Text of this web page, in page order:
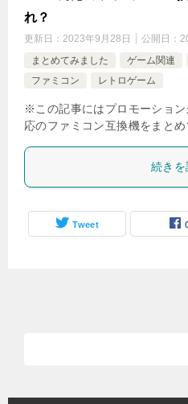
れ？
更新日： 2023年9月28日 公開日：
まとめてみました
ゲーム関連
ファミコン
レトロゲーム
※この記事にはプロモーショ
応のファミコン互換機をまと
続き
Tweet